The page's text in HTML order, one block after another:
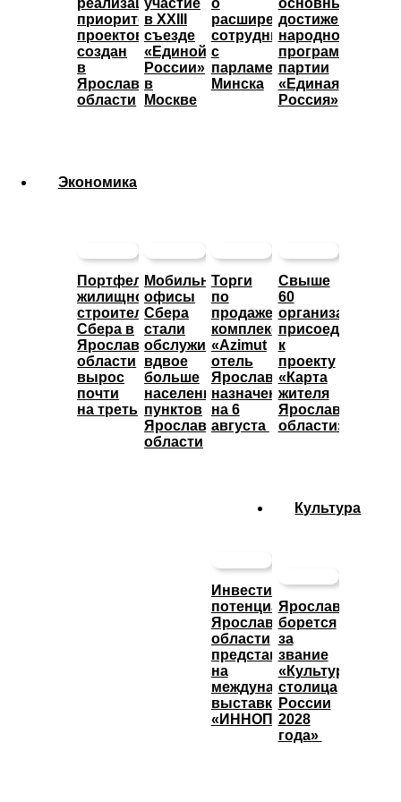
реализации
приоритетных
проектов
создан
в
Ярославской
области
участие
в XXIII
съезде
«Единой
России»
в
Москве
о
расширении
сотрудничества
с
парламентом
Минска
основные
достижения
народной
программы
партии
«Единая
Россия»
Экономика
Портфель
жилищного
строительства
Сбера в
Ярославской
области
вырос
почти
на треть
Мобильные
офисы
Сбера
стали
обслуживать
вдвое
больше
населенных
пунктов
Ярославской
области
Торги
по
продаже
комплекса
«Azimut
отель
Ярославль»
назначены
на 6
августа
Свыше
60
организаций
присоединились
к
проекту
«Карта
жителя
Ярославской
области»
Инвестиционный
потенциал
Ярославской
области
представят
на
международной
выставке
«ИННОПРОМ»
Культура
Ярославль
борется
за
звание
«Культурная
столица
России
2028
года»